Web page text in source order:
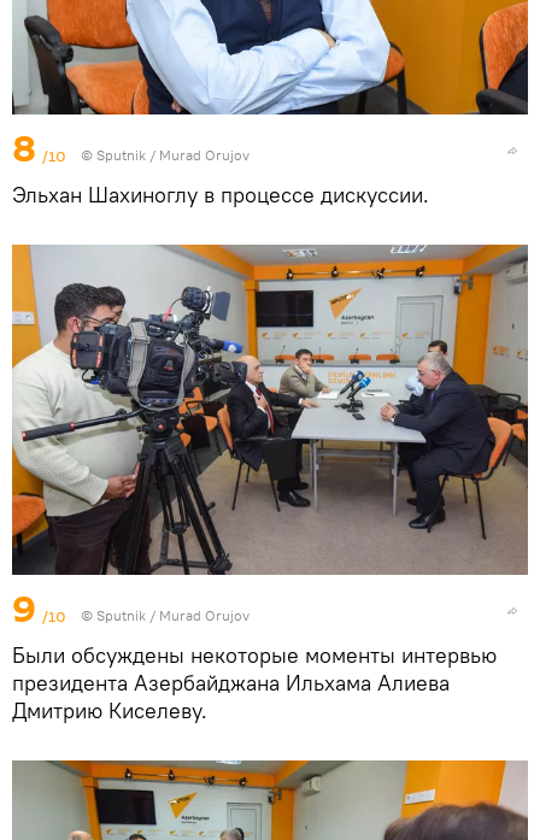
8 /10 © Sputnik / Murad Orujov
Эльхан Шахиноглу в процессе дискуссии.
9 /10 © Sputnik / Murad Orujov
Были обсуждены некоторые моменты интервью
президента Азербайджана Ильхама Алиева
Дмитрию Киселеву.